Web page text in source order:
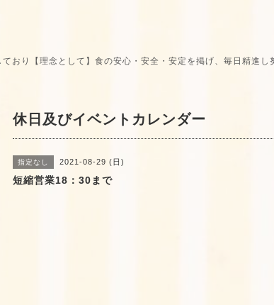
おり【理念として】食の安心・安全・安定を掲げ、毎日精進し
休日及びイベントカレンダー
指定なし 2021-08-29 (日)
短縮営業18：30まで